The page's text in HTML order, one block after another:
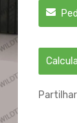
Partilhar